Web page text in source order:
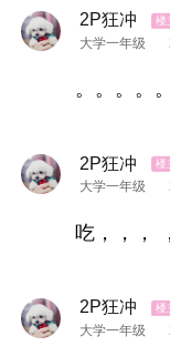
2P狂冲
大学一年级
。。。。。
2P狂冲
大学一年级
吃，，，
2P狂冲
大学一年级